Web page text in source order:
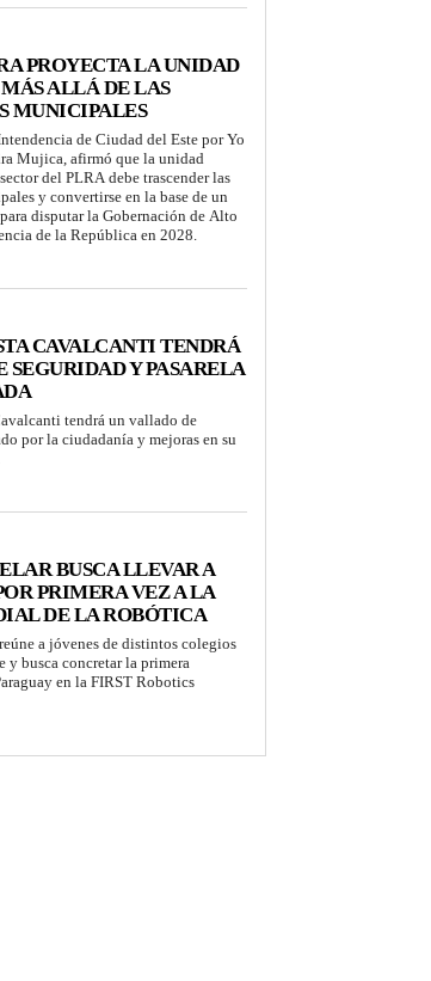
PROYECTA LA UNIDAD
ALLÁ DE LAS
MUNICIPALES
de Ciudad del Este por Yo
Mujica, afirmó que la unidad
del PLRA debe trascender las
y convertirse en la base de un
disputar la Gobernación de Alto
de la República en 2028.
CAVALCANTI TENDRÁ
SEGURIDAD Y PASARELA
tendrá un vallado de
por la ciudadanía y mejoras en su
BUSCA LLEVAR A
PRIMERA VEZ A LA
DE LA ROBÓTICA
a jóvenes de distintos colegios
y busca concretar la primera
en la FIRST Robotics